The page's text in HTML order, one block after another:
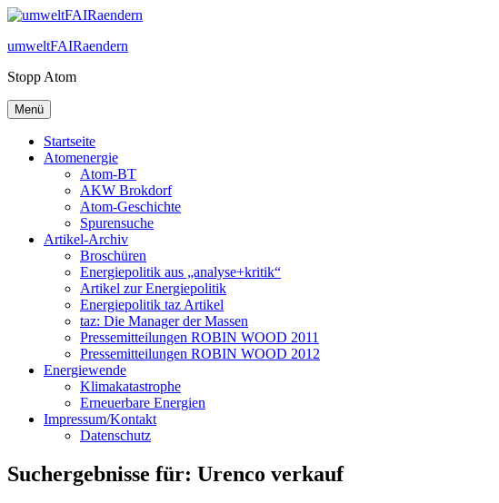
Zum
springen
umweltFAIRaendern
Stopp Atom
Menü
Startseite
Atomenergie
Atom-BT
AKW Brokdorf
Atom-Geschichte
Spurensuche
Artikel-Archiv
Broschüren
Energiepolitik aus „analyse+kritik“
Artikel zur Energiepolitik
Energiepolitik taz Artikel
taz: Die Manager der Massen
Pressemitteilungen ROBIN WOOD 2011
Pressemitteilungen ROBIN WOOD 2012
Energiewende
Klimakatastrophe
Erneuerbare Energien
Impressum/Kontakt
Datenschutz
Suchergebnisse für: Urenco verkauf